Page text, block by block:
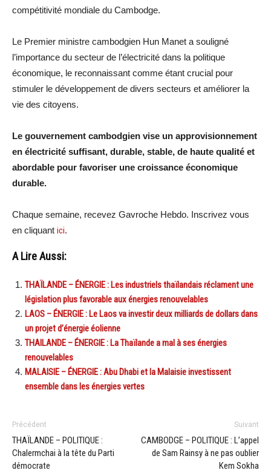
compétitivité mondiale du Cambodge.
Le Premier ministre cambodgien Hun Manet a souligné
l’importance du secteur de l’électricité dans la politique
économique, le reconnaissant comme étant crucial pour
stimuler le développement de divers secteurs et améliorer la
vie des citoyens.
Le gouvernement cambodgien vise un approvisionnement
en électricité suffisant, durable, stable, de haute qualité et
abordable pour favoriser une croissance économique
durable.
Chaque semaine, recevez Gavroche Hebdo. Inscrivez vous
en cliquant ici.
A Lire Aussi:
THAÏLANDE – ÉNERGIE : Les industriels thaïlandais réclament une
législation plus favorable aux énergies renouvelables
LAOS – ÉNERGIE : Le Laos va investir deux milliards de dollars dans
un projet d’énergie éolienne
THAILANDE – ÉNERGIE : La Thaïlande a mal à ses énergies
renouvelables
MALAISIE – ÉNERGIE : Abu Dhabi et la Malaisie investissent
ensemble dans les énergies vertes
Précédent
THAÏLANDE – POLITIQUE :
Chalermchai à la tête du Parti
démocrate
Suivant
CAMBODGE – POLITIQUE : L’appel
de Sam Rainsy à ne pas oublier
Kem Sokha